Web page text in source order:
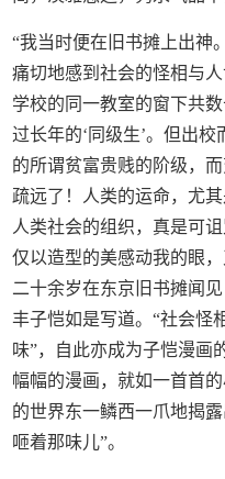
“我当时便在旧书摊上出神
痛切地感到社会的怪相与
学校的同一教室的窗下共
过长年的‘同级生’。但出
的所谓贫富贵贱的阶级，
疏远了！人类的运命，尤
人类社会的组织，真是可
仅以造型的美感动我的眼
二十余岁在东京旧书摊闻
丰子恺如是写道。“社会怪
味”，自此亦成为子恺漫画
幅幅的漫画，就如一首首
的世界东一鳞西一爪地揭
咂着那味儿”。